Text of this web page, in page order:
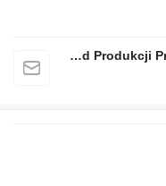
Zakład Produkcji Przyczep i Nadwozi "STIM" Małecki s.j.